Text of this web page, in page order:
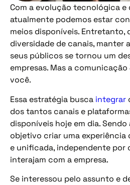
Com a evolução tecnológica e
atualmente podemos estar
meios disponíveis. Entretanto,
diversidade de canais, manter
seus públicos se tornou um
empresas. Mas a
você.
Essa estratégia busca integrar
dos tantos canais e
disponíveis hoje em dia.
objetivo criar uma
e unificada, independente por
interajam com a empresa.
Se interessou pelo assunto e